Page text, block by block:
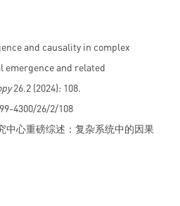
and causality in complex
emergence and related
26.2 (2024): 108.
4300/26/2/108
中心重磅综述：复杂系统中的因果